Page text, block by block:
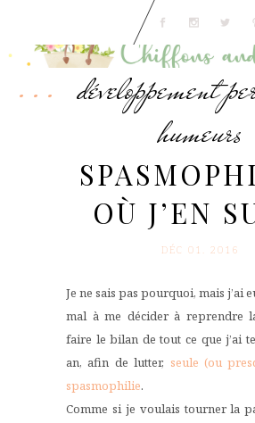
développement
humeurs
OÙ J’EN
DÉC 01. 2016
Je ne sais pas pourquoi, mais j’ai
mal à me décider à reprendre
faire le bilan de tout ce que j’ai
an, afin de lutter, seule (ou
spasmophilie.
Comme si je voulais tourner la